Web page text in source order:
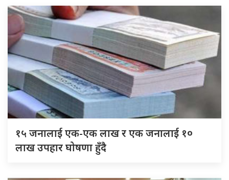
१५ जनालाई एक-एक लाख र एक जनालाई १०
लाख उपहार घोषणा हुँदै